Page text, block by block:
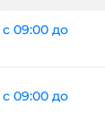
09:00 до
09:00 до